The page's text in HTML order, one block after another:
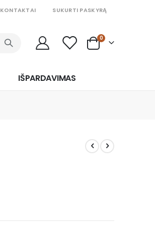
KONTAKTAI SUKURTI PASKYRĄ
Cart
0prekės
IŠPARDAVIMAS